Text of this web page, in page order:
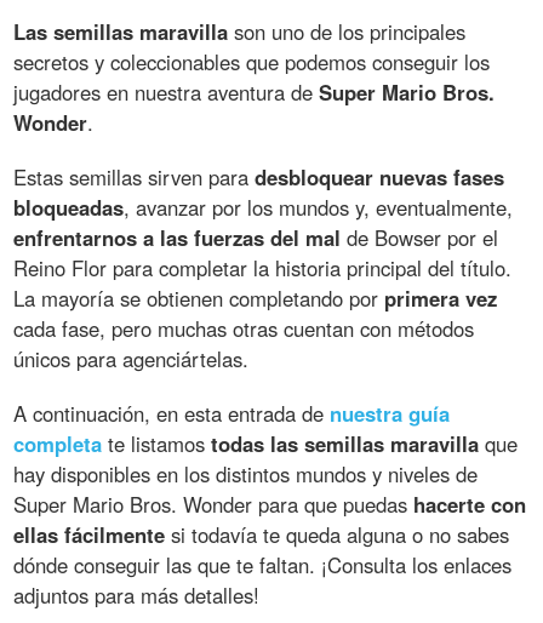
Las semillas maravilla son uno de los principales
secretos y coleccionables que podemos conseguir los
jugadores en nuestra aventura deSuper Mario Bros.
Wonder.
Estas semillas sirven paradesbloquear nuevas fases
bloqueadas, avanzar por los mundos y, eventualmente,
enfrentarnos a las fuerzas del mal de Bowser por el
Reino Flor para completar la historia principal del título.
La mayoría se obtienen completando por primera vez
cada fase, pero muchas otras cuentan con métodos
únicos para agenciártelas.
A continuación, en esta entrada de nuestra guía
completa te listamostodas las semillas maravilla que
hay disponibles en los distintos mundos y niveles de
Super Mario Bros. Wonder para que puedas hacerte con
ellas fácilmente si todavía te queda alguna o no sabes
dónde conseguir las que te faltan. ¡Consulta los enlaces
adjuntos para más detalles!